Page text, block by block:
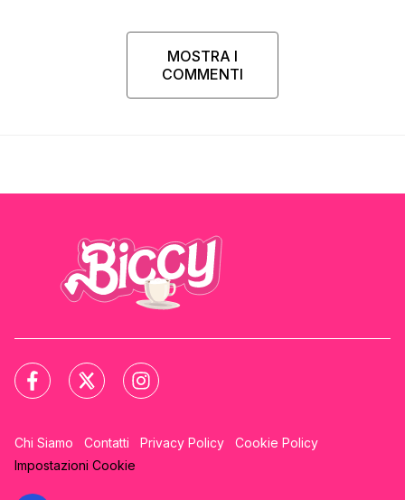
MOSTRA I
COMMENTI
Chi Siamo Contatti Privacy Policy
Cookie Policy
Impostazioni Cookie